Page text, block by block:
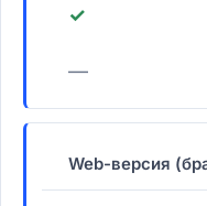
✓
—
Web-версия